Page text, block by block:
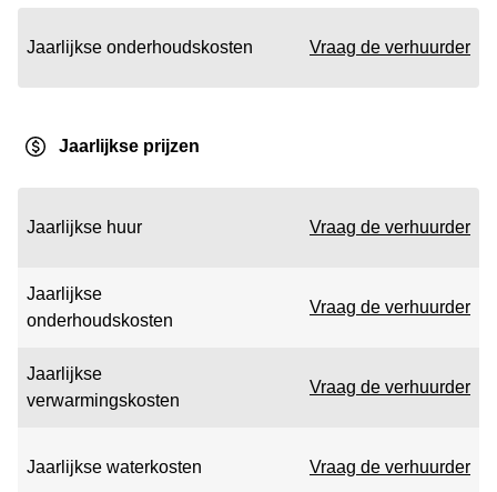
Jaarlijkse onderhoudskosten Vraag de verhuurder
Jaarlijkse prijzen
Jaarlijkse huur Vraag de verhuurder
Jaarlijkse
onderhoudskosten
Vraag de verhuurder
Jaarlijkse
verwarmingskosten
Vraag de verhuurder
Jaarlijkse waterkosten Vraag de verhuurder